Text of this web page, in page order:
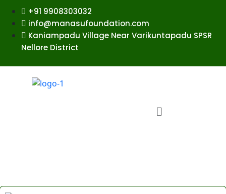
+91 9908303032
info@manasufoundation.com
Kaniampadu Village Near Varikuntapadu SPSR
Nellore District